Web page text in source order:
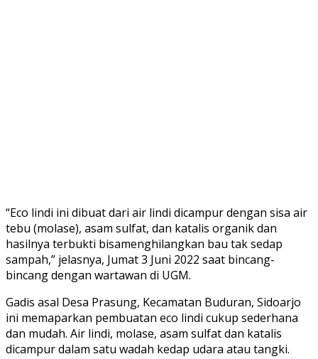
“Eco lindi ini dibuat dari air lindi dicampur dengan sisa air
tebu (molase), asam sulfat, dan katalis organik dan
hasilnya terbukti bisamenghilangkan bau tak sedap
sampah,” jelasnya, Jumat 3 Juni 2022 saat bincang-
bincang dengan wartawan di UGM.
Gadis asal Desa Prasung, Kecamatan Buduran, Sidoarjo
ini memaparkan pembuatan eco lindi cukup sederhana
dan mudah. Air lindi, molase, asam sulfat dan katalis
dicampur dalam satu wadah kedap udara atau tangki.